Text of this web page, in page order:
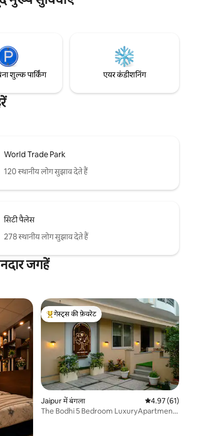
शुल्क पार्किंग एयर कंडीशनिंग
World Trade Park
120 स्थानीय लोग सुझाव देते हैं
सिटी पैलेस
278 स्थानीय लोग सुझाव देते हैं
जगहें
गेस्ट्स का टॉप फ़ेवरेट
गेस्ट्स की फ़ेवरेट
Jaipur में बंगला औसत रेटिंग 5 में से 4.97,
4.97 (61)
The Bodhi 5 Bedroom LuxuryApartment